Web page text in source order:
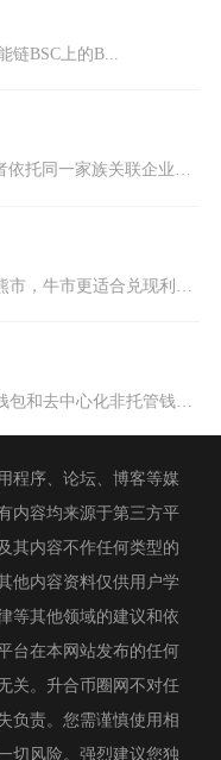
链BSC上的B...
NFT币和特朗普存在深度商业关联，二者依托同一家族关联企业打...
程序、论坛、博客等媒
内容均来源于第三方平
其内容不作任何类型的
他内容资料仅供用户学
等其他领域的建议和依
台在本网站发布的任何
关。升合币圈网不对任
负责。您需谨慎使用相
切风险。强烈建议您独